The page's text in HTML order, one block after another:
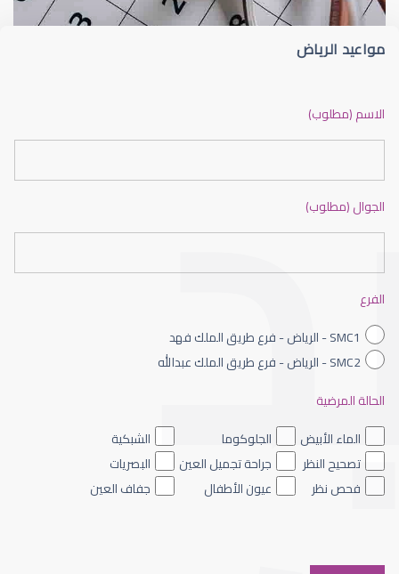
القرنية المخروطية
القرنية المخروطية والليزك
مواعيد الرياض
الاسم (مطلوب)
الجوال (مطلوب)
الفرع
SMC1 - الرياض - فرع طريق الملك فهد
SMC2 - الرياض - فرع طريق الملك عبدالله
الحالة المرضية
الماء الأبيض
الجلوكوما
الشبكية
تصحيح النظر
جراحة تجميل العين
البصريات
فحص نظر
عيون الأطفال جفاف العين